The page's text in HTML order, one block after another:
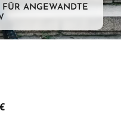
ANGEWANDTE